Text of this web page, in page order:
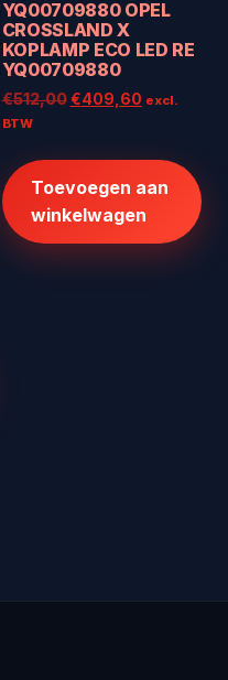
YQ00709880 OPEL
CROSSLAND X
KOPLAMP ECO LED RE
YQ00709880
€512,00 Oorspronkelijke
€409,60Huidige
€409,60.
excl.
BTW
Toevoegen aan
winkelwagen